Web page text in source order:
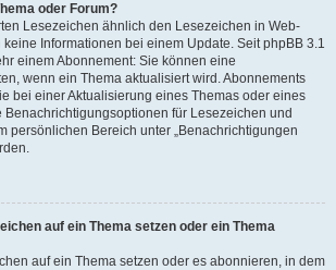
oder Forum?
Lesezeichen ähnlich den Lesezeichen in Web-
keine Informationen bei einem Update. Seit phpBB 3.1
einem Abonnement: Sie können eine
wenn ein Thema aktualisiert wird. Abonnements
bei einer Aktualisierung eines Themas oder eines
Benachrichtigungsoptionen für Lesezeichen und
persönlichen Bereich unter „Benachrichtigungen
auf ein Thema setzen oder ein Thema
auf ein Thema setzen oder es abonnieren, in dem